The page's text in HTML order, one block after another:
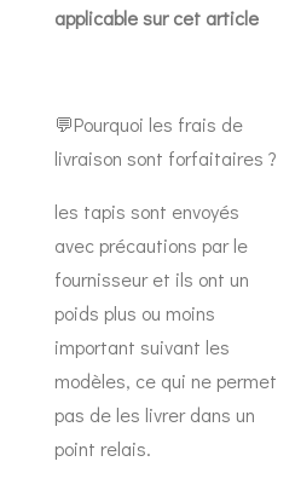
applicable sur cet article
💬Pourquoi les frais de
livraison sont forfaitaires ?
les tapis sont envoyés
avec précautions par le
fournisseur et ils ont un
poids plus ou moins
important suivant les
modèles, ce qui ne permet
pas de les livrer dans un
point relais.